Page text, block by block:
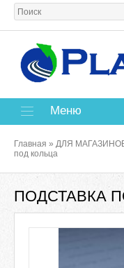
Меню
Главная » ДЛЯ
под кольца
ПОДСТАВКА